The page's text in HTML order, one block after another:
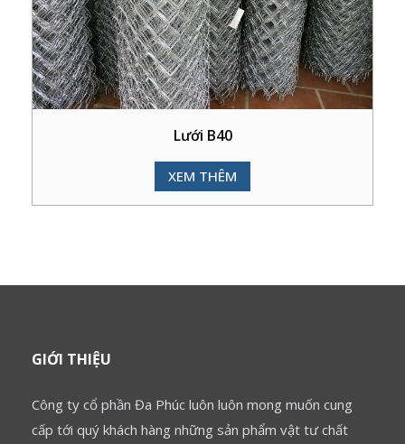
Lưới B40
XEM THÊM
GIỚI THIỆU
Công ty cổ phần Đa Phúc luôn luôn mong muốn cung
cấp tới quý khách hàng những sản phẩm vật tư chất